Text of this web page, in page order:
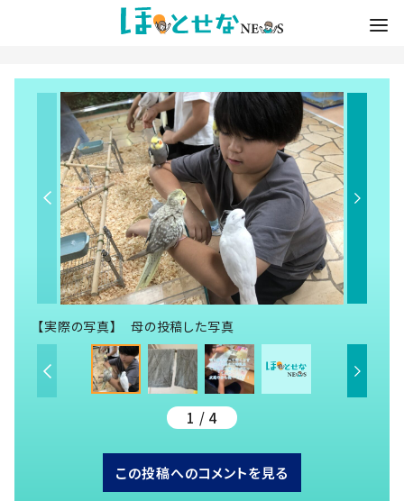
【実際の写真】 母の投稿した写真
1 / 4
この投稿へのコメントを見る